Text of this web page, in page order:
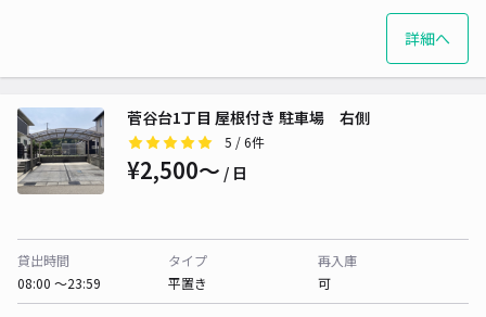
詳細へ
菅谷台1丁目 屋根付き 駐車場 右側
5 / 6件
¥2,500〜 / 日
貸出時間
08:00 〜23:59
タイプ
平置き
再入庫
可